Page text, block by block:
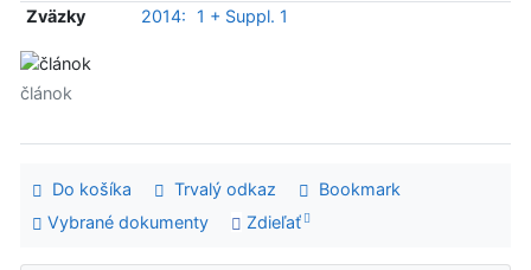
Zväzky
2014: 1 + Suppl. 1
článok
Do košíka Trvalý odkaz
Bookmark
Vybrané dokumenty
Zdieľať